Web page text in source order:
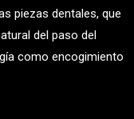
piezas dentales, que
del paso del
como encogimiento